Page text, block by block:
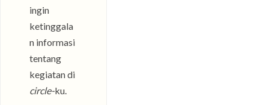
ingin
ketinggala
n informasi
tentang
kegiatan di
circle-ku.